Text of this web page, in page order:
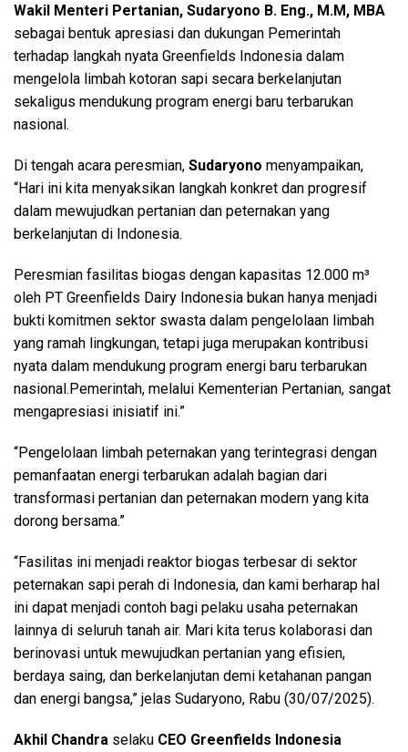
Wakil Menteri Pertanian, Sudaryono B. Eng., M.M, MBA
sebagai bentuk apresiasi dan dukungan Pemerintah
terhadap langkah nyata Greenfields Indonesia dalam
mengelola limbah kotoran sapi secara berkelanjutan
sekaligus mendukung program energi baru terbarukan
nasional.
Di tengah acara peresmian, Sudaryono menyampaikan,
“Hari ini kita menyaksikan langkah konkret dan progresif
dalam mewujudkan pertanian dan peternakan yang
berkelanjutan di Indonesia.
Peresmian fasilitas biogas dengan kapasitas 12.000 m³
oleh PT Greenfields Dairy Indonesia bukan hanya menjadi
bukti komitmen sektor swasta dalam pengelolaan limbah
yang ramah lingkungan, tetapi juga merupakan kontribusi
nyata dalam mendukung program energi baru terbarukan
nasional.Pemerintah, melalui Kementerian Pertanian, sangat
mengapresiasi inisiatif ini.”
“Pengelolaan limbah peternakan yang terintegrasi dengan
pemanfaatan energi terbarukan adalah bagian dari
transformasi pertanian dan peternakan modern yang kita
dorong bersama.”
“Fasilitas ini menjadi reaktor biogas terbesar di sektor
peternakan sapi perah di Indonesia, dan kami berharap hal
ini dapat menjadi contoh bagi pelaku usaha peternakan
lainnya di seluruh tanah air. Mari kita terus kolaborasi dan
berinovasi untuk mewujudkan pertanian yang efisien,
berdaya saing, dan berkelanjutan demi ketahanan pangan
dan energi bangsa,” jelas Sudaryono, Rabu (30/07/2025).
Akhil Chandra selaku CEO Greenfields Indonesia